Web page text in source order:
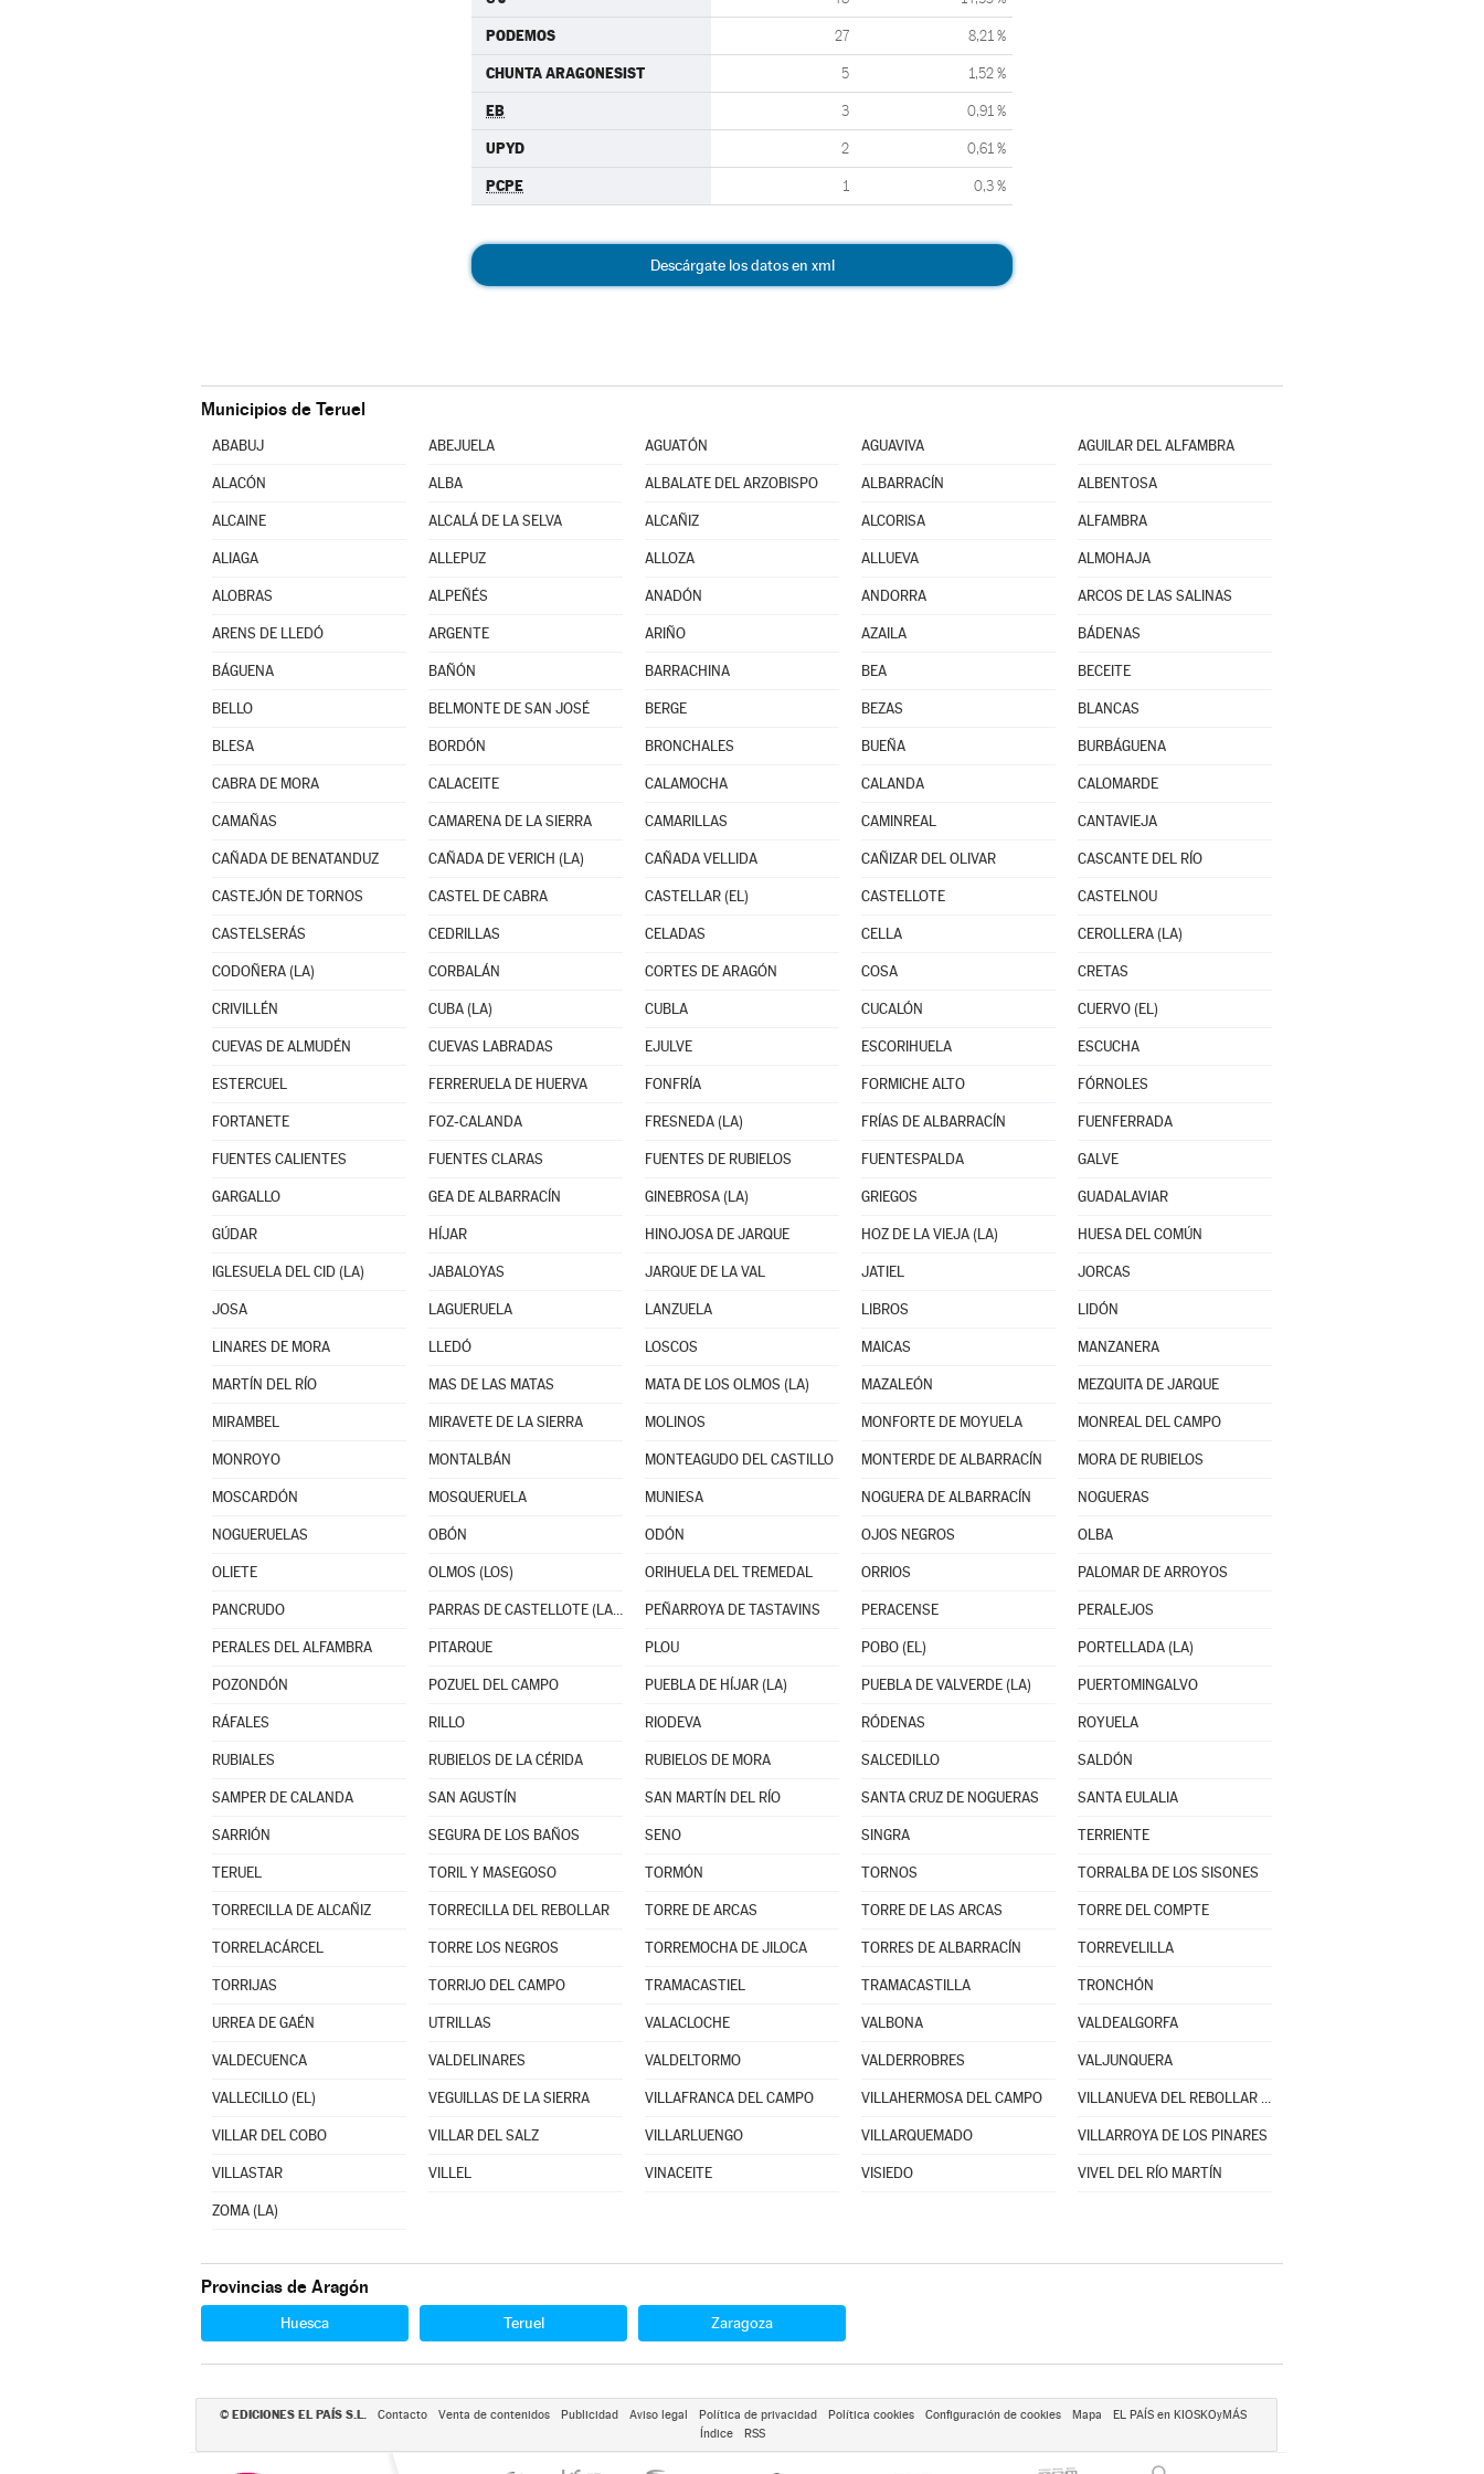
PODEMOS 27 8,21 %
CHUNTA ARAGONESIST 5 1,52 %
EB 3 0,91 %
UPYD 2 0,61 %
PCPE 1 0,3 %
Descárgate los datos en xml
Municipios de Teruel
ABABUJ ABEJUELA AGUATÓN AGUAVIVA AGUILAR DEL ALFAMBRA
ALACÓN ALBA ALBALATE DEL ARZOBISPO ALBARRACÍN ALBENTOSA
ALCAINE ALCALÁ DE LA SELVA ALCAÑIZ ALCORISA ALFAMBRA
ALIAGA ALLEPUZ ALLOZA ALLUEVA ALMOHAJA
ALOBRAS ALPEÑÉS ANADÓN ANDORRA ARCOS DE LAS SALINAS
ARENS DE LLEDÓ ARGENTE ARIÑO AZAILA BÁDENAS
BÁGUENA BAÑÓN BARRACHINA BEA BECEITE
BELLO BELMONTE DE SAN JOSÉ BERGE BEZAS BLANCAS
BLESA BORDÓN BRONCHALES BUEÑA BURBÁGUENA
CABRA DE MORA CALACEITE CALAMOCHA CALANDA CALOMARDE
CAMAÑAS CAMARENA DE LA SIERRA CAMARILLAS CAMINREAL CANTAVIEJA
CAÑADA DE BENATANDUZ CAÑADA DE VERICH (LA) CAÑADA VELLIDA CAÑIZAR DEL OLIVAR CASCANTE DEL RÍO
CASTEJÓN DE TORNOS CASTEL DE CABRA CASTELLAR (EL) CASTELLOTE CASTELNOU
CASTELSERÁS CEDRILLAS CELADAS CELLA CEROLLERA (LA)
CODOÑERA (LA) CORBALÁN CORTES DE ARAGÓN COSA CRETAS
CRIVILLÉN CUBA (LA) CUBLA CUCALÓN CUERVO (EL)
CUEVAS DE ALMUDÉN CUEVAS LABRADAS EJULVE ESCORIHUELA ESCUCHA
ESTERCUEL FERRERUELA DE HUERVA FONFRÍA FORMICHE ALTO FÓRNOLES
FORTANETE FOZ-CALANDA FRESNEDA (LA) FRÍAS DE ALBARRACÍN FUENFERRADA
FUENTES CALIENTES FUENTES CLARAS FUENTES DE RUBIELOS FUENTESPALDA GALVE
GARGALLO GEA DE ALBARRACÍN GINEBROSA (LA) GRIEGOS GUADALAVIAR
GÚDAR HÍJAR HINOJOSA DE JARQUE HOZ DE LA VIEJA (LA) HUESA DEL COMÚN
IGLESUELA DEL CID (LA) JABALOYAS JARQUE DE LA VAL JATIEL JORCAS
JOSA LAGUERUELA LANZUELA LIBROS LIDÓN
LINARES DE MORA LLEDÓ LOSCOS MAICAS MANZANERA
MARTÍN DEL RÍO MAS DE LAS MATAS MATA DE LOS OLMOS (LA) MAZALEÓN MEZQUITA DE JARQUE
MIRAMBEL MIRAVETE DE LA SIERRA MOLINOS MONFORTE DE MOYUELA MONREAL DEL CAMPO
MONROYO MONTALBÁN MONTEAGUDO DEL CASTILLO MONTERDE DE ALBARRACÍN MORA DE RUBIELOS
MOSCARDÓN MOSQUERUELA MUNIESA NOGUERA DE ALBARRACÍN NOGUERAS
NOGUERUELAS OBÓN ODÓN OJOS NEGROS OLBA
OLIETE OLMOS (LOS) ORIHUELA DEL TREMEDAL ORRIOS PALOMAR DE ARROYOS
PANCRUDO PARRAS DE CASTELLOTE (LAS) PEÑARROYA DE TASTAVINS PERACENSE PERALEJOS
PERALES DEL ALFAMBRA PITARQUE PLOU POBO (EL) PORTELLADA (LA)
POZONDÓN POZUEL DEL CAMPO PUEBLA DE HÍJAR (LA) PUEBLA DE VALVERDE (LA) PUERTOMINGALVO
RÁFALES RILLO RIODEVA RÓDENAS ROYUELA
RUBIALES RUBIELOS DE LA CÉRIDA RUBIELOS DE MORA SALCEDILLO SALDÓN
SAMPER DE CALANDA SAN AGUSTÍN SAN MARTÍN DEL RÍO SANTA CRUZ DE NOGUERAS SANTA EULALIA
SARRIÓN SEGURA DE LOS BAÑOS SENO SINGRA TERRIENTE
TERUEL TORIL Y MASEGOSO TORMÓN TORNOS TORRALBA DE LOS SISONES
TORRECILLA DE ALCAÑIZ TORRECILLA DEL REBOLLAR TORRE DE ARCAS TORRE DE LAS ARCAS TORRE DEL COMPTE
TORRELACÁRCEL TORRE LOS NEGROS TORREMOCHA DE JILOCA TORRES DE ALBARRACÍN TORREVELILLA
TORRIJAS TORRIJO DEL CAMPO TRAMACASTIEL TRAMACASTILLA TRONCHÓN
URREA DE GAÉN UTRILLAS VALACLOCHE VALBONA VALDEALGORFA
VALDECUENCA VALDELINARES VALDELTORMO VALDERROBRES VALJUNQUERA
VALLECILLO (EL) VEGUILLAS DE LA SIERRA VILLAFRANCA DEL CAMPO VILLAHERMOSA DEL CAMPO VILLANUEVA DEL REBOLLAR DE LA SIERRA
VILLAR DEL COBO VILLAR DEL SALZ VILLARLUENGO VILLARQUEMADO VILLARROYA DE LOS PINARES
VILLASTAR VILLEL VINACEITE VISIEDO VIVEL DEL RÍO MARTÍN
ZOMA (LA)
Provincias de Aragón
Huesca Teruel Zaragoza
© EDICIONES EL PAÍS S.L. Contacto Venta de contenidos Publicidad Aviso legal Política de privacidad Política cookies Configuración de cookies Mapa
EL PAÍS en KIOSKOyMÁS
Índice
RSS